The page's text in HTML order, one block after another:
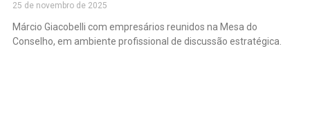
25 de novembro de 2025
Márcio Giacobelli com empresários reunidos na Mesa do
Conselho, em ambiente profissional de discussão estratégica.